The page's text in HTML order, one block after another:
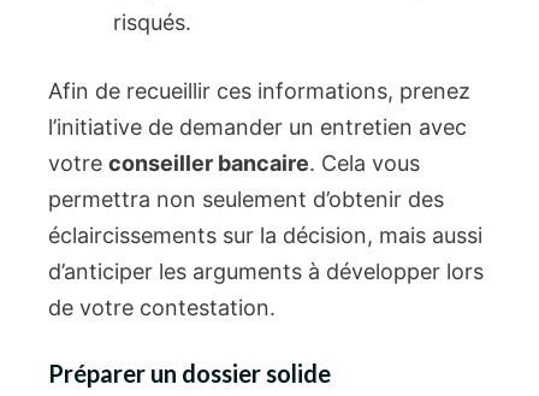
risqués.
Afin de recueillir ces informations, prenez
l’initiative de demander un entretien avec
votre conseiller bancaire. Cela vous
permettra non seulement d’obtenir des
éclaircissements sur la décision, mais aussi
d’anticiper les arguments à développer lors
de votre contestation.
Préparer un dossier solide